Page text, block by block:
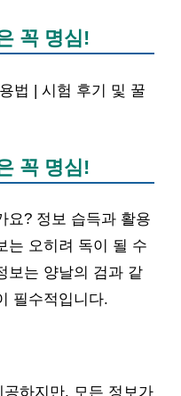
꼭 명심!
법 | 시험 후기 및 꿀
꼭 명심!
요? 정보 습득과 활용
는 오히려 독이 될 수
보는 양날의 검과 같
필수적입니다.
하지만, 모든 정보가